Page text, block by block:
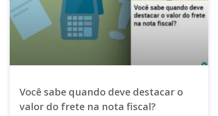
Você sabe quando deve destacar o
valor do frete na nota fiscal?